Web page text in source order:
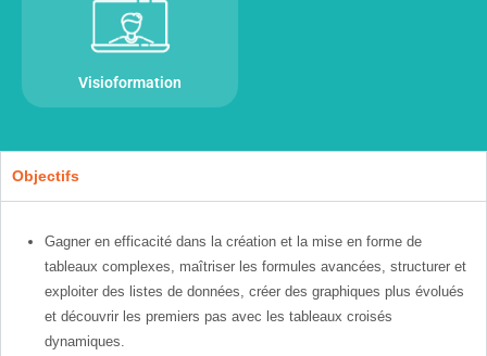
Visioformation
Objectifs
Gagner en efficacité dans la création et la mise en forme de
tableaux complexes, maîtriser les formules avancées, structurer et
exploiter des listes de données, créer des graphiques plus évolués
et découvrir les premiers pas avec les tableaux croisés
dynamiques.